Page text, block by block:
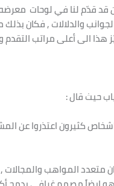
قد قدّم لنا في لوحات
والدلالات , فكان
الى أعلى مراتب التقدم
حيث قال :
كثيرون اعتذروا عن
متعدد المواهب